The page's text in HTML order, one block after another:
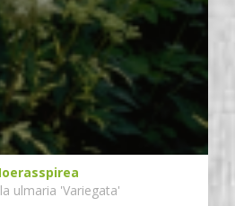
ulmaria 'Variegata'